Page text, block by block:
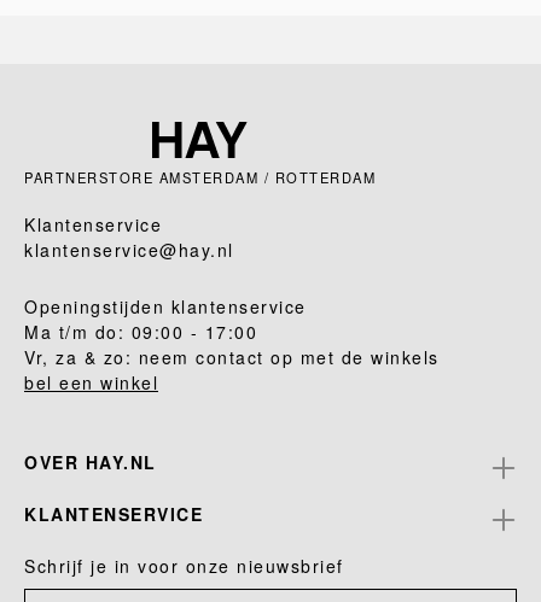
PARTNERSTORE AMSTERDAM / ROTTERDAM
Klantenservice
klantenservice@hay.nl
Openingstijden klantenservice
Ma t/m do: 09:00 - 17:00
Vr, za & zo: neem contact op met de winkels
bel een winkel
OVER HAY.NL
KLANTENSERVICE
Schrijf je in voor onze nieuwsbrief